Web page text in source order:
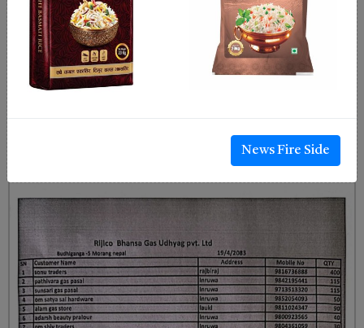
News Fire Side